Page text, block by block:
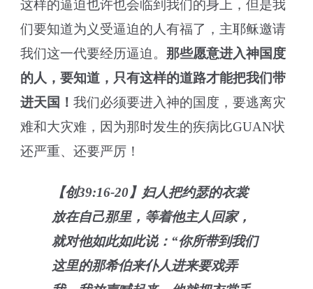
这样的逼迫也许也会临到我们的身上，但是我
们要知道为义受逼迫的人有福了，主耶稣邀请
我们这一代要经历逼迫。那些愿意进入神国度
的人，要知道，只有这样的道路才能把我们带
进天国！我们必须要进入神的国度，要逃离灾
难和大灾难，因为那时发生的疾病比GUAN状
还严重、还要严厉！
【创39:16-20】妇人把约瑟的衣裳
放在自己那里，等着他主人回家，
就对他如此如此说：“你所带到我们
这里的那希伯来仆人进来要戏弄